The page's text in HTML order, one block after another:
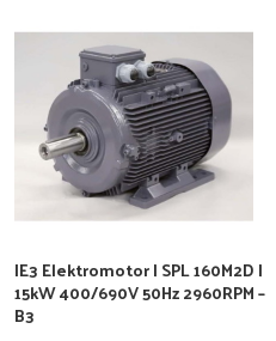
IE3 Elektromotor | SPL 160M2D |
15kW 400/690V 50Hz 2960RPM –
B3